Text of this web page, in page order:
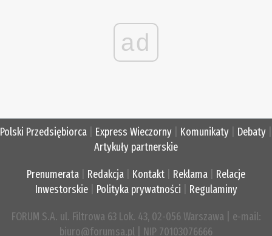
ad
Polski Przedsiębiorca Express Wieczorny Komunikaty Debaty
Artykuły partnerskie
Prenumerata Redakcja Kontakt Reklama
Relacje
Inwestorskie| Polityka prywatności Regulaminy
FORUM S.A. ul. Filtrowa 63 Lok. 43, 02-056 Warszawa | e-mail:
biuro@forumsa.pl | NIP 70103076666